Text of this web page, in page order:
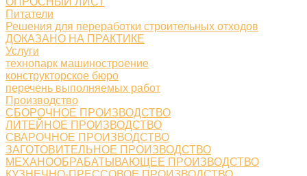
Питатели
Решения для переработки строительных отходов
ДОКАЗАНО НА ПРАКТИКЕ
Услуги
технопарк машиностроение
конструкторское бюро
перечень выполняемых работ
Производство
СБОРОЧНОЕ ПРОИЗВОДСТВО
ЛИТЕЙНОЕ ПРОИЗВОДСТВО
СВАРОЧНОЕ ПРОИЗВОДСТВО
ЗАГОТОВИТЕЛЬНОЕ ПРОИЗВОДСТВО
МЕХАНООБРАБАТЫВАЮЩЕЕ ПРОИЗВОДСТВО